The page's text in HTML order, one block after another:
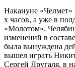
Накануне «Челмет»
х часов, а уже в
«Молотом».
изменений в
была вынуждена
вышел играть
Сергей Другаля, в